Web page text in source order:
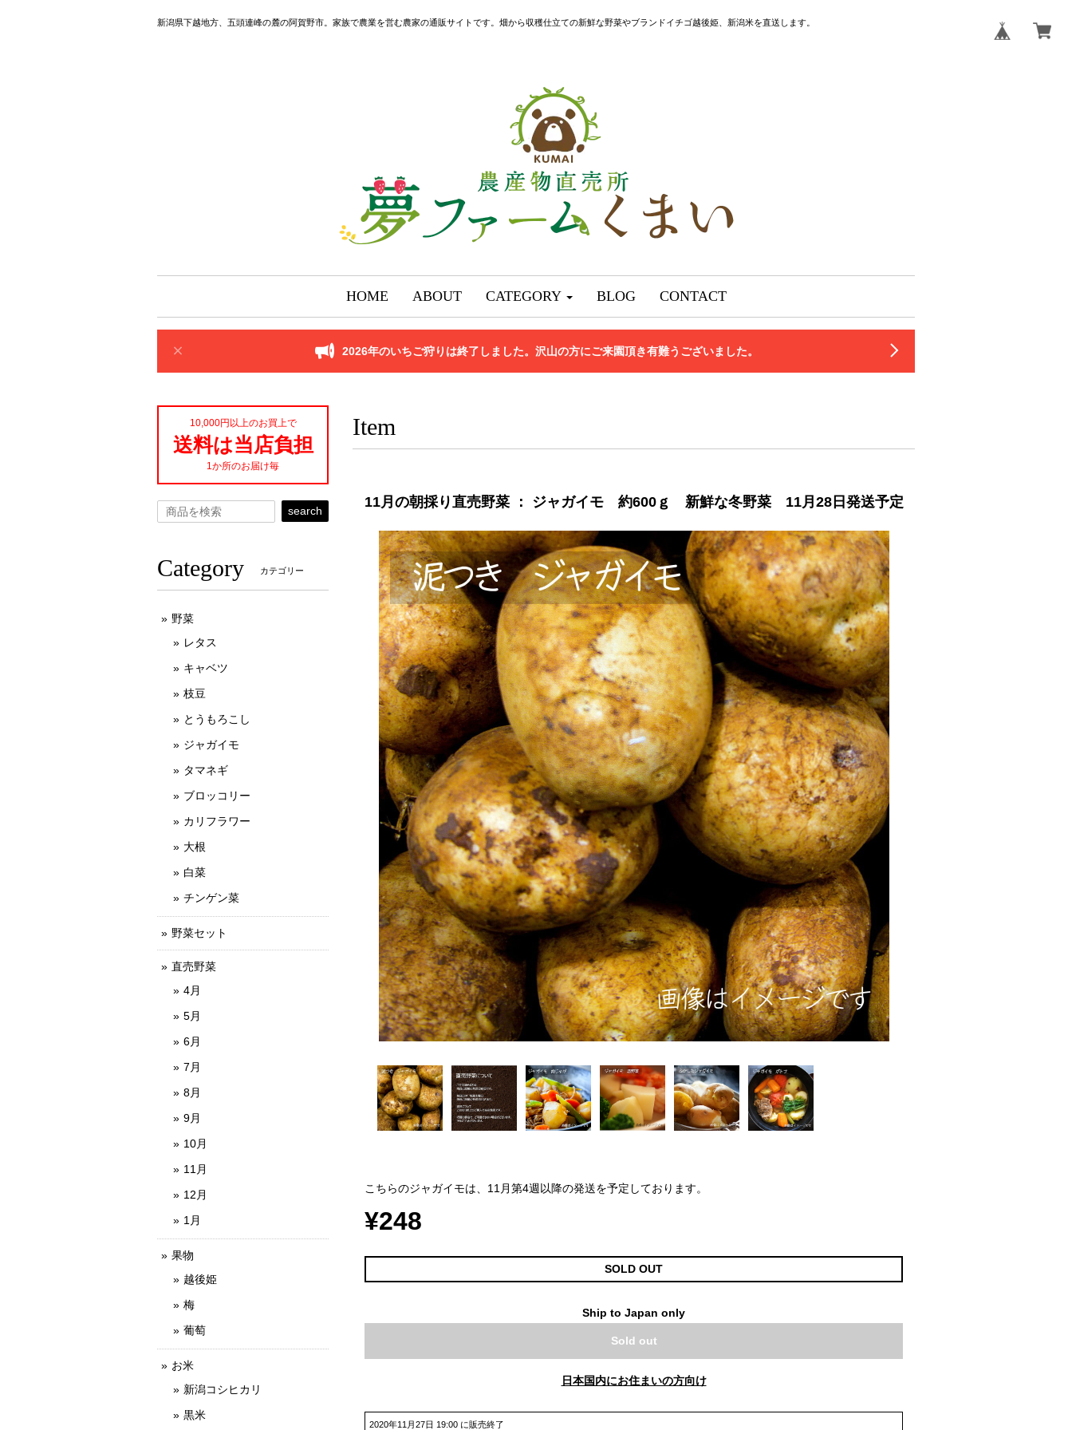
新潟県下越地方、五頭連峰の麓の阿賀野市。家族で農業を営む農家の通販サイトです。畑から収穫仕立ての新鮮な野菜やブランドイチゴ越後姫、新潟米を直送します。
HOME ABOUT CATEGORY BLOG CONTACT
2026年のいちご狩りは終了しました。沢山の方にご来園頂き有難うございました。
Item
11月の朝採り直売野菜 ： ジャガイモ 約600ｇ 新鮮な冬野菜 11月28日発送予定
こちらのジャガイモは、11月第4週以降の発送を予定しております。
¥248
SOLD OUT
Ship to Japan only
Sold out
日本国内にお住まいの方向け
2020年11月27日 19:00 に販売終了
10,000円以上のお買上で
送料は当店負担
1か所のお届け毎
search
Category カテゴリー
野菜
レタス
キャベツ
枝豆
とうもろこし
ジャガイモ
タマネギ
ブロッコリー
カリフラワー
大根
白菜
チンゲン菜
野菜セット
直売野菜
4月
5月
6月
7月
8月
9月
10月
11月
12月
1月
果物
越後姫
梅
葡萄
お米
新潟コシヒカリ
黒米